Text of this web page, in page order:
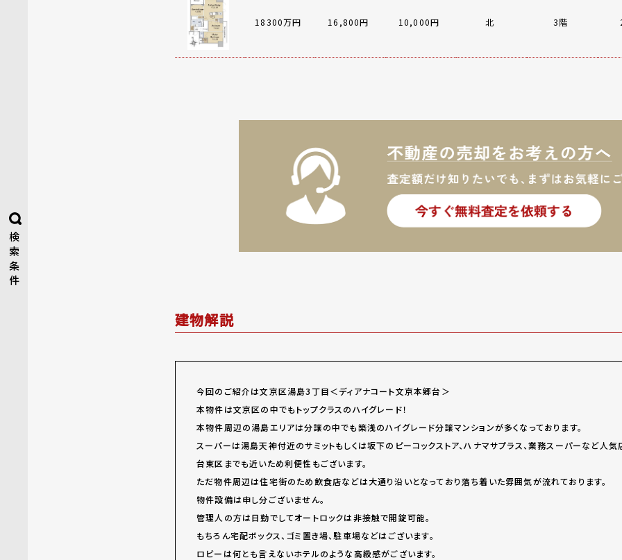
検
索
条
件
18300万円 16,800円 10,000円 北 3階
建物解説
今回のご紹介は文京区湯島3丁目＜ディアナコート文京本郷台＞
本物件は文京区の中でもトップクラスのハイグレード！
本物件周辺の湯島エリアは分譲の中でも築浅のハイグレード分譲マンションが多くなっております。
スーパーは湯島天神付近のサミットもしくは坂下のピーコックストア、ハナマサプラス、業務スーパーなど人
台東区までも近いため利便性もございます。
ただ物件周辺は住宅街のため飲食店などは大通り沿いとなっており落ち着いた雰囲気が流れております。
物件設備は申し分ございません。
管理人の方は日勤でしてオートロックは非接触で開錠可能。
もちろん宅配ボックス、ゴミ置き場、駐車場などはございます。
ロビーは何とも言えないホテルのような高級感がございます。